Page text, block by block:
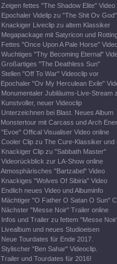
Zeigen fettes "The Shadow Elite" Video
Epochaler Videlip zu "The Shit Ov God"
Knackiger Liveclip zu altem Klassiker
Megapackage mit Satyricon und
Fettes "Once Upon A Pale Horse"
Wuchtiges "Thy Becoming Eternal"
Großartiges "The Deathless Sun"
Stellen "Off To War" Videoclip vor
Epochaler "Ov My Herculean Exile"
Monumentaler Jubiläums-Live-Stream
Kunstvoller, neuer Videoclip
Unterzeichnen bei Blast. Neues Album
Monstertour mit Carcass und Arch
"Evoe" Offical Visualiser Video online
Cooler Clip zu The Cure-Klassiker und
Knackiger Clip zu "Sabbath Master"
Videorückblick zur LA-Show online
Atmosphärisches "Bartzabel" Video
Knackiges "Wolves Of Sibiria" Video
Endlich neues Video und Albuminfo
Mächtiger "O Father O Satan O Sun"
Nächster "Messe Noir" Trailer online
Infos und Trailer zu fettem "Messe
Livealbum und neues Studioeisen
Neue Tourdates für Ende 2017.
Stylischer "Ben Sahar" Videoclip.
Trailer und Tourdates für 2016!